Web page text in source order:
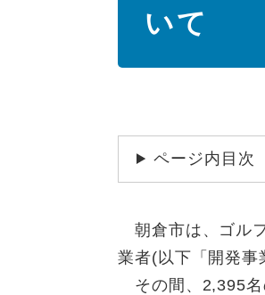
いて
ページ内目次
朝倉市は、ゴル
業者(以下「開発事
その間、2,395名